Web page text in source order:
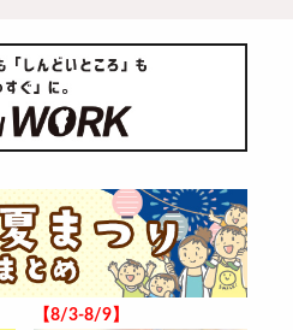
【8/3-8/9】